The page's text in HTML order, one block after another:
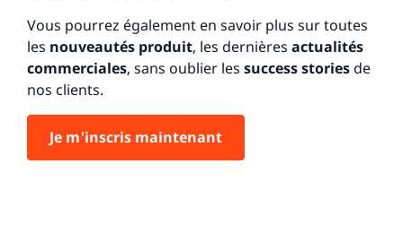
Vous pourrez également en savoir plus sur toutes
les nouveautés produit, les dernières actualités
commerciales, sans oublier les success stories de
nos clients.
Je m'inscris maintenant